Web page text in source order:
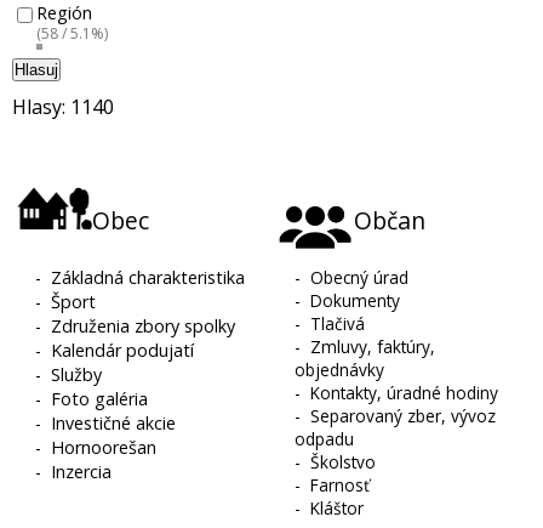
Región
(58 / 5.1%)
Hlasuj
Hlasy: 1140
Obec
- Základná charakteristika
-Šport
- Združenia zbory spolky
- Kalendár podujatí
-Služby
- Foto galéria
- Investičné akcie
- Hornoorešan
- Inzercia
Občan
-Obecný úrad
-Dokumenty
- Tlačivá
- Zmluvy, faktúry,
objednávky
-Kontakty, úradné hodiny
-Separovaný zber, vývoz
odpadu
-Školstvo
-Farnosť
-Kláštor